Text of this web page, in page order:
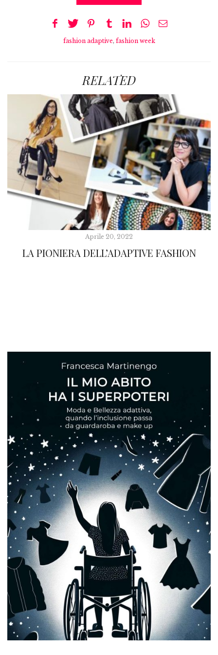
fashion adaptive, fashion week
RELATED
Aprile 20, 2022
LA PIONIERA DELL’ADAPTIVE FASHION